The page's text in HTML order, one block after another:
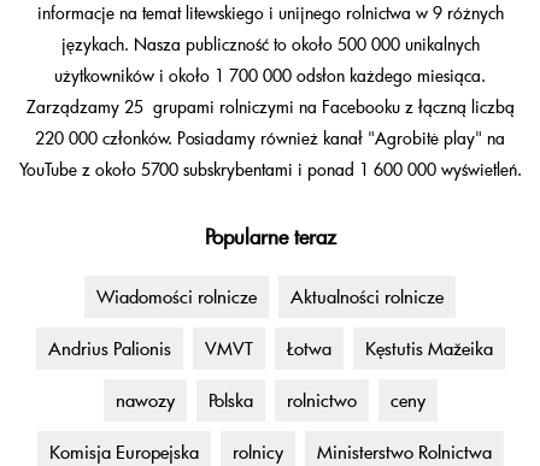
informacje na temat litewskiego i unijnego rolnictwa w 9 różnych
językach. Nasza publiczność to około 500 000 unikalnych
użytkowników i około 1 700 000 odsłon każdego miesiąca.
Zarządzamy 25 grupami rolniczymi na Facebooku z łączną liczbą
220 000 członków. Posiadamy również kanał "Agrobitė play" na
YouTube z około 5700 subskrybentami i ponad 1 600 000 wyświetleń.
Popularne teraz
Wiadomości rolnicze Aktualności rolnicze
Andrius Palionis VMVT Łotwa Kęstutis Mažeika
nawozy Polska rolnictwo ceny
Komisja Europejska rolnicy Ministerstwo Rolnictwa